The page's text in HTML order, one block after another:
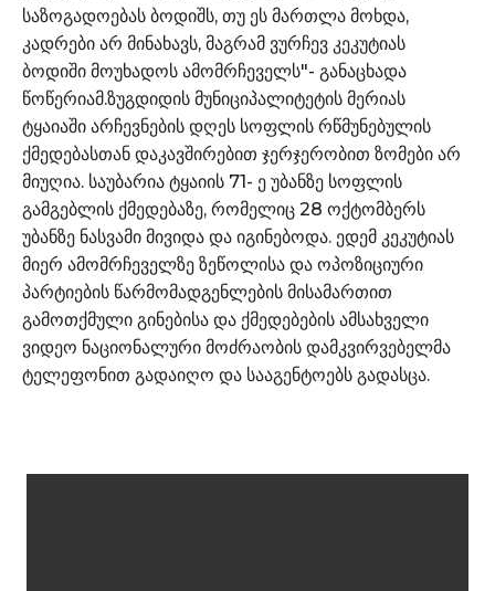
საზოგადოებას ბოდიშს, თუ ეს მართლა მოხდა,
კადრები არ მინახავს, მაგრამ ვურჩევ კეკუტიას
ბოდიში მოუხადოს ამომრჩეველს"- განაცხადა
წოწერიამ.ზუგდიდის მუნიციპალიტეტის მერიას
ტყაიაში არჩევნების დღეს სოფლის რწმუნებულის
ქმედებასთან დაკავშირებით ჯერჯერობით ზომები არ
მიუღია. საუბარია ტყაიის 71- ე უბანზე სოფლის
გამგებლის ქმედებაზე, რომელიც 28 ოქტომბერს
უბანზე ნასვამი მივიდა და იგინებოდა. ედემ კეკუტიას
მიერ ამომრჩეველზე ზეწოლისა და ოპოზიციური
პარტიების წარმომადგენლების მისამართით
გამოთქმული გინებისა და ქმედებების ამსახველი
ვიდეო ნაციონალური მოძრაობის დამკვირვებელმა
ტელეფონით გადაიღო და სააგენტოებს გადასცა.